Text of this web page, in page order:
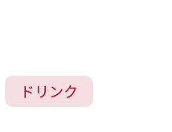
ドリンク